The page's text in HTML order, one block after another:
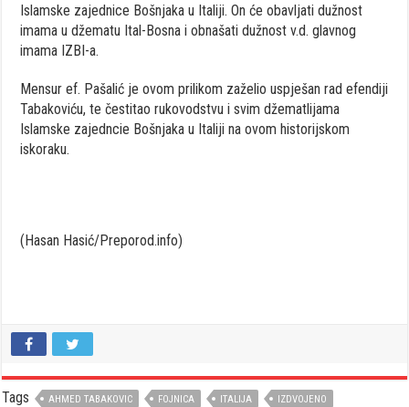
Islamske zajednice Bošnjaka u Italiji. On će obavljati dužnost
imama u džematu Ital-Bosna i obnašati dužnost v.d. glavnog
imama IZBI-a.
Mensur ef. Pašalić je ovom prilikom zaželio uspješan rad efendiji
Tabakoviću, te čestitao rukovodstvu i svim džematlijama
Islamske zajedncie Bošnjaka u Italiji na ovom historijskom
iskoraku.
(Hasan Hasić/Preporod.info)
Tags AHMED TABAKOVIC FOJNICA ITALIJA
IZDVOJENO